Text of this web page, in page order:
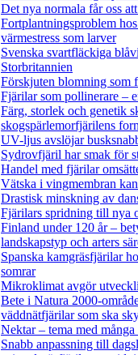
Det nya normala får oss
Fortplantningsproblem
värmestress som larver
Svenska svartfläckiga
Storbritannien
Förskjuten blomning som
Fjärilar som pollinerare –
Färg, storlek och genetik
skogspärlemorfjärilens
UV-ljus avslöjar
Sydrovfjäril har smak för
Handel med fjärilar
Vätska i vingmembran
Drastisk minskning av
Fjärilars spridning till nya
Finland under 120 år–
landskapstyp och arters
Spanska kamgräsfjärilar
somrar
Mikroklimat avgör
Bete i Natura 2000-
väddnätfjärilar som ska
Nektar – tema med
Snabb anpassning till